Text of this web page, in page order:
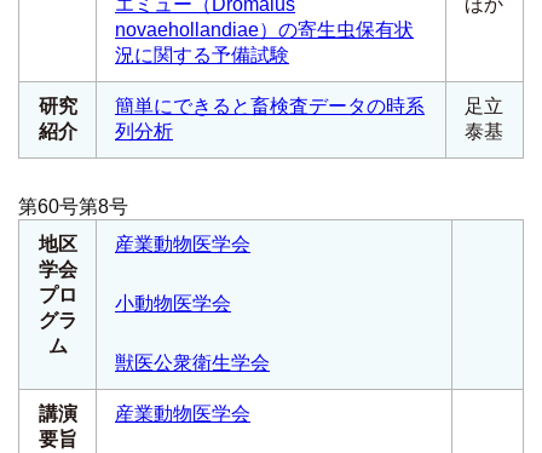
エミュー（ Dromaius
novaehollandiae）の寄生虫保有状
況に関する予備試験
ほか
研究
紹介
簡単にできると畜検査データの時系
列分析
足立
泰基
第60号第8号
地区
学会
プロ
グラ
ム
産業動物医学会
小動物医学会
獣医公衆衛生学会
講演
要旨
産業動物医学会